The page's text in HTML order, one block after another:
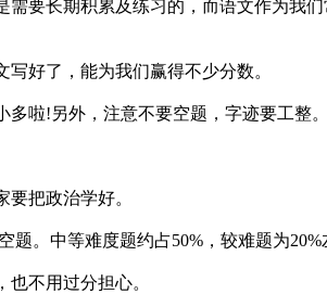
长期积累及练习的，而语文作为我
好了，能为我们赢得不少分数。
啦!另外，注意不要空题，字迹要工整。
把政治学好。
。中等难度题约占50%，较难题为20%
不用过分担心。